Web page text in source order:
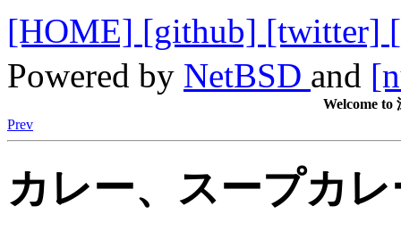
[HOME] [github] [twitter]
Powered by NetBSD and
Welcome to
Prev
カレー、スープカ